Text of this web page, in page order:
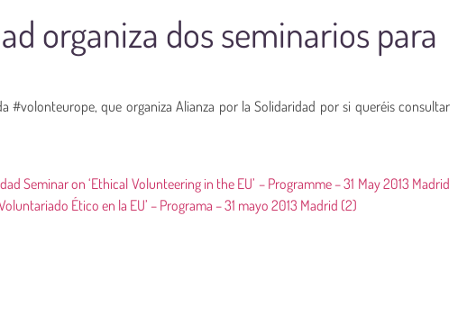
organiza dos seminarios para
#volonteurope, que organiza Alianza por la Solidaridad por si queréis consultar
Seminar on ‘Ethical Volunteering in the EU’ – Programme – 31 May 2013 Madrid
Ético en la EU’ – Programa – 31 mayo 2013 Madrid (2)